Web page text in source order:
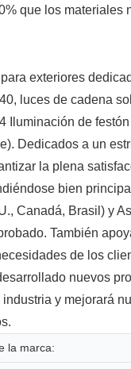
que los materiales
exteriores
luces de cadena
de
Dedicados a un
la plena
bien
Canadá, Brasil) y
También
de los
nuevos
y mejorará
la marca: